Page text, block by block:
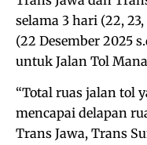
selama 3 hari (22,
(22 Desember 2025
untuk Jalan Tol
“Total ruas jalan tol
mencapai delapan
Trans Jawa, Trans